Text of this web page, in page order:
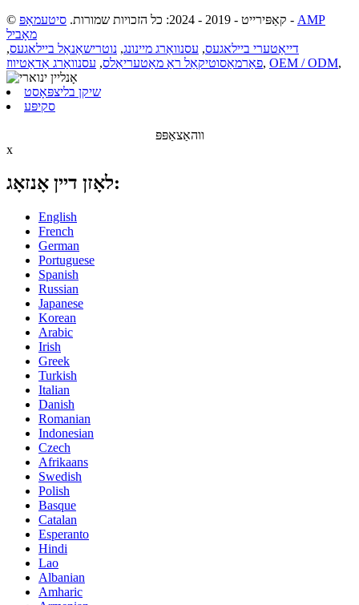
© קאַפּירייט - 2019 - 2024: כל הזכויות שמורות.
סיטעמאַפּ - AMP
מאָביל
דייאַטערי ביילאגעס, עסנוואַרג מיינונג, נוטרישאַנאַל ביילאגעס,
פאַרמאַסוטיקאַל ראַ מאַטעריאַלס, עסנוואַרג אַדאַטיווז , OEM / ODM,
שיקן בליצפּאָסט
סקיפּע
ווהאַצאַפּפּ
x
לאָזן דיין אָנזאָג:
English
French
German
Portuguese
Spanish
Russian
Japanese
Korean
Arabic
Irish
Greek
Turkish
Italian
Danish
Romanian
Indonesian
Czech
Afrikaans
Swedish
Polish
Basque
Catalan
Esperanto
Hindi
Lao
Albanian
Amharic